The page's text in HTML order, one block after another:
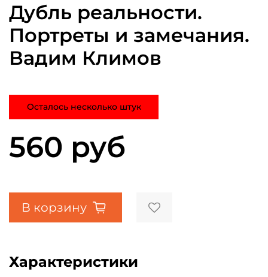
Дубль реальности.
Портреты и замечания.
Вадим Климов
Осталось несколько штук
560 руб
В корзину
Характеристики